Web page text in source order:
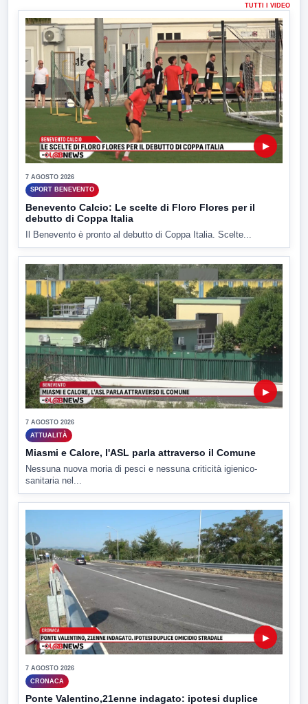
TUTTI I VIDEO
▶
7 AGOSTO 2026
SPORT BENEVENTO
Benevento Calcio: Le scelte di Floro Flores per il
debutto di Coppa Italia
Il Benevento è pronto al debutto di Coppa Italia. Scelte...
▶
7 AGOSTO 2026
ATTUALITÀ
Miasmi e Calore, l'ASL parla attraverso il Comune
Nessuna nuova moria di pesci e nessuna criticità igienico-
sanitaria nel...
▶
7 AGOSTO 2026
CRONACA
Ponte Valentino,21enne indagato: ipotesi duplice